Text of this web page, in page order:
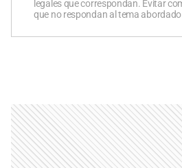
legales que correspondan. Evitar
que no respondan al tema